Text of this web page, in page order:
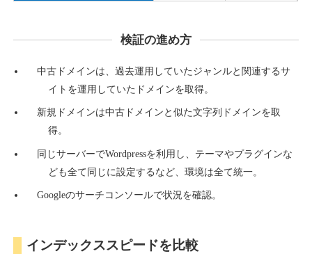
詳細を見る
countdown-x.com
ジャンル その他
39 外部リンク数479 ドメイン年齢
10,800円
campus-web.jp
DA 38 外部リンク数 1151 ドメイン年齢
検証の進め方
中古ドメインは、過去運用していたジャンルと関連するサ
イトを運用していたドメインを取得。
新規ドメインは中古ドメインと似た文字列ドメインを取
得。
同じサーバーでWordpressを利用し、テーマやプラグインな
ども全て同じに設定するなど、環境は全て統一。
Googleのサーチコンソールで状況を確認。
インデックススピードを比較